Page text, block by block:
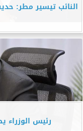
النائب تيسير مطر:
رئيس الوزراء